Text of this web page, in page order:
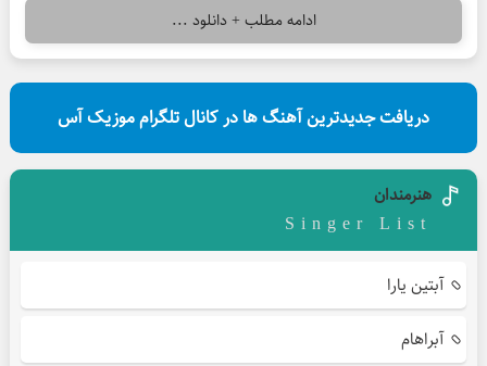
ادامه مطلب + دانلود ...
دریافت جدیدترین آهنگ ها در کانال تلگرام موزیک آس
هنرمندان
Singer List
آبتین یارا
آبراهام